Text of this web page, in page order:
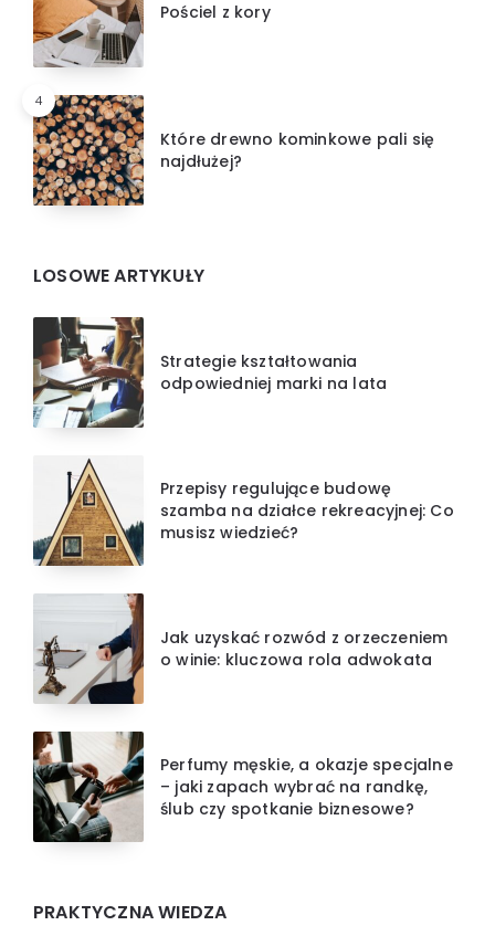
Pościel z kory
4
Które drewno kominkowe pali się
najdłużej?
LOSOWE ARTYKUŁY
Strategie kształtowania
odpowiedniej marki na lata
Przepisy regulujące budowę
szamba na działce rekreacyjnej: Co
musisz wiedzieć?
Jak uzyskać rozwód z orzeczeniem
o winie: kluczowa rola adwokata
Perfumy męskie, a okazje specjalne
– jaki zapach wybrać na randkę,
ślub czy spotkanie biznesowe?
PRAKTYCZNA WIEDZA